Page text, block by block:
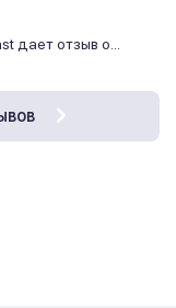
дает отзыв о...